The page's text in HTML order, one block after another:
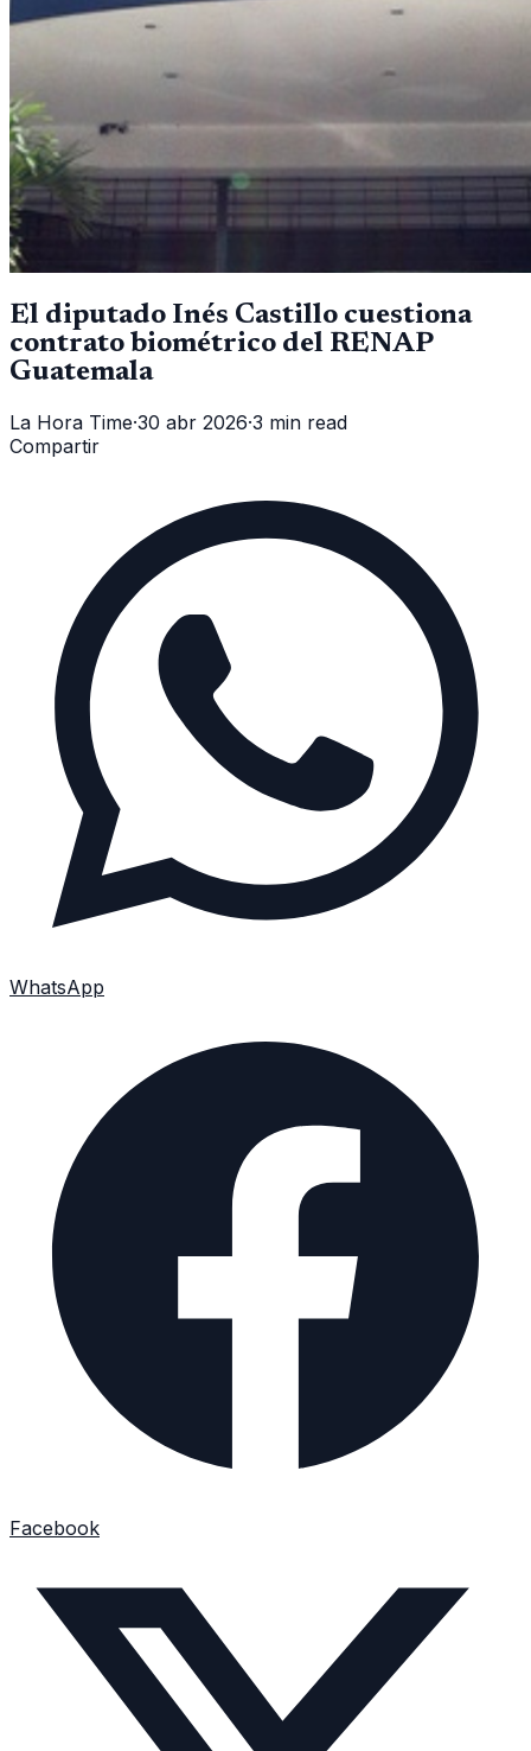
El diputado Inés Castillo cuestiona
contrato biométrico del RENAP
Guatemala
La Hora Time·30 abr 2026·3 min read
Compartir
WhatsApp
Facebook